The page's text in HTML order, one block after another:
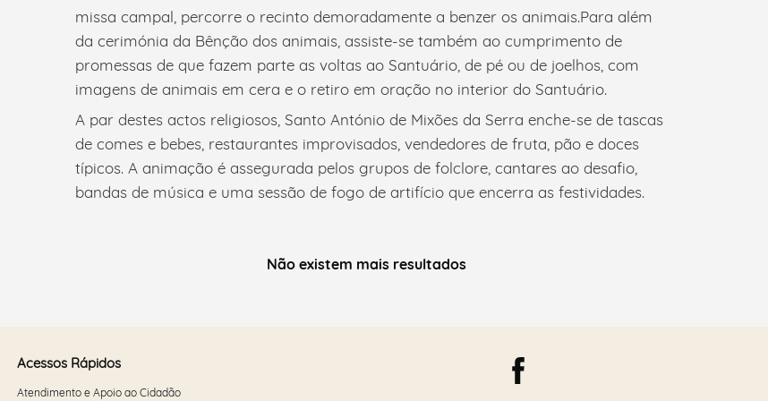
missa campal, percorre o recinto demoradamente a benzer os animais.Para além
da cerimónia da Bênção dos animais, assiste-se também ao cumprimento de
promessas de que fazem parte as voltas ao Santuário, de pé ou de joelhos, com
imagens de animais em cera e o retiro em oração no interior do Santuário.
A par destes actos religiosos, Santo António de Mixões da Serra enche-se de tascas
de comes e bebes, restaurantes improvisados, vendedores de fruta, pão e doces
típicos. A animação é assegurada pelos grupos de folclore, cantares ao desafio,
bandas de música e uma sessão de fogo de artifício que encerra as festividades.
Não existem mais resultados
Acessos Rápidos
Atendimento e Apoio ao Cidadão